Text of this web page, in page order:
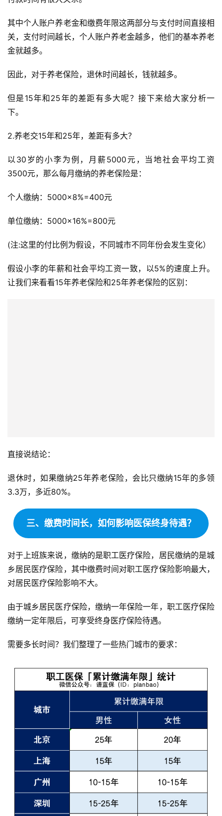
其中个人账户养老金和缴费年限这两部分与支付时间直接相
关，支付时间越长，个人账户养老金越多，他们的基本养老
金就越多。
因此，对于养老保险，退休时间越长，钱就越多。
但是15年和25年的差距有多大呢？接下来给大家分析一
下。
2.养老交15年和25年，差距有多大？
以30岁的小李为例，月薪5000元，当地社会平均工资
3500元，那么每月缴纳的养老保险是：
个人缴纳：5000×8%=400元
单位缴纳：5000×16%=800元
(注:这里的付比例为假设，不同城市不同年份会发生变化）
假设小李的年薪和社会平均工资一致，以5%的速度上升。
让我们来看看15年养老保险和25年养老保险的区别：
直接说结论：
退休时，如果缴纳25年养老保险，会比只缴纳15年的多领
3.3万，多近80%。
乡居民医疗保险，其中缴费时间对职工医疗保险影响最大，
由于城乡居民医疗保险，缴纳一年保险一年，职工医疗保险
缴纳一定年限后，可享受终身医疗保险待遇。
需要多长时间？我们整理了一些热门城市的要求：